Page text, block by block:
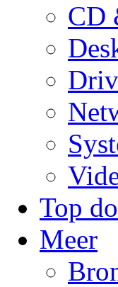
CD
Top
Meer